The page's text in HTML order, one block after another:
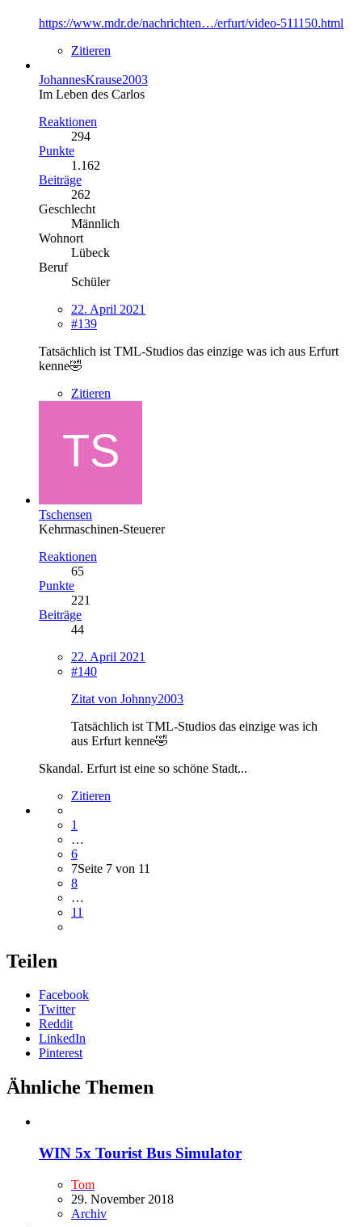
https://www.mdr.de/nachrichten…/erfurt/video-511150.html
Zitieren
JohannesKrause2003
Im Leben des Carlos
Reaktionen
294
Punkte
1.162
Beiträge
262
Geschlecht
Männlich
Wohnort
Lübeck
Beruf
Schüler
22. April 2021
#139
Tatsächlich ist TML-Studios das einzige was ich aus Erfurt
kenne🤣
Zitieren
Tschensen
Kehrmaschinen-Steuerer
Reaktionen
65
Punkte
221
Beiträge
44
22. April 2021
#140
Zitat von Johnny2003
Tatsächlich ist TML-Studios das einzige was ich
aus Erfurt kenne🤣
Skandal. Erfurt ist eine so schöne Stadt...
Zitieren
1
…
6
7Seite 7 von 11
8
…
11
Teilen
Facebook
Twitter
Reddit
LinkedIn
Pinterest
Ähnliche Themen
WIN 5x Tourist Bus Simulator
Tom
29. November 2018
Archiv